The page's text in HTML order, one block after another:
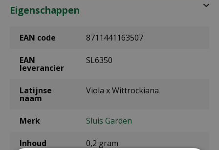
Eigenschappen
EAN code 8711441163507
EAN
leverancier
SL6350
Latijnse
naam
Viola x Wittrockiana
Merk Sluis Garden
Inhoud 0,2 gram